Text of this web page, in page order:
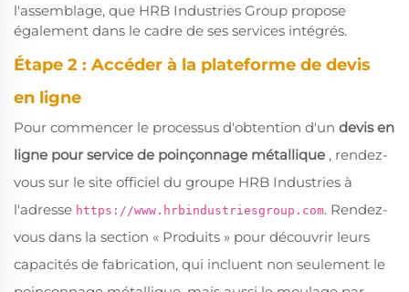
l'assemblage, que HRB Industries Group propose
également dans le cadre de ses services intégrés.
Étape 2 : Accéder à la plateforme de devis
en ligne
Pour commencer le processus d'obtention d'un devis en
ligne pour service de poinçonnage métallique , rendez-
vous sur le site officiel du groupe HRB Industries à
l'adresse https://www.hrbindustriesgroup.com. Rendez-
vous dans la section « Produits » pour découvrir leurs
capacités de fabrication, qui incluent non seulement le